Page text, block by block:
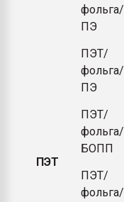
фольга/
ПЭ
ПЭТ
ПЭТ/
фольга/
ПЭ
ПЭТ/
фольга/
БОПП
ПЭТ/
фольга/